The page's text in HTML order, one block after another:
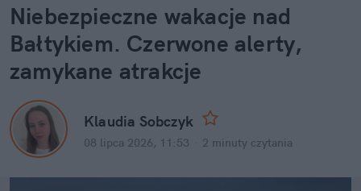
Niebezpieczne wakacje nad
Bałtykiem. Czerwone alerty,
zamykane atrakcje
Klaudia Sobczyk
08 lipca 2026, 11:53 2 minuty czytania